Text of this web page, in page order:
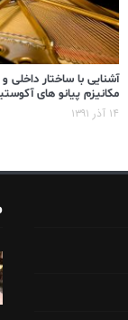
آشنایی با ساختار داخلی و
مکانیزم پیانو های
۱۴ آذر ۱۳۹۱